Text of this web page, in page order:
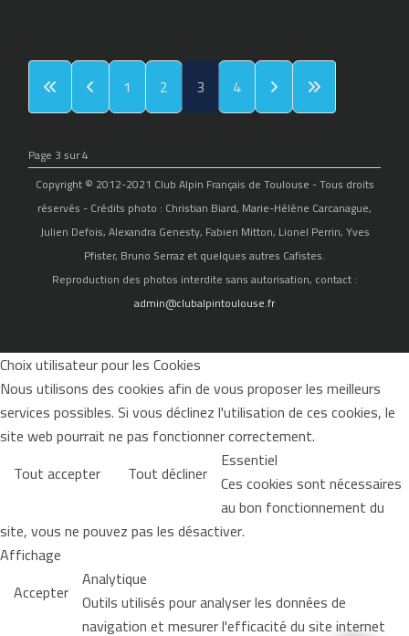
1 2 3 4
Page 3 sur 4
Copyright © 2012-2021 Club Alpin Français de Toulouse - Tous droits
réservés - Crédits photo : Christian Biard, Marie-Hélène Carcanague,
Julien Defois, Alexandra Genesty, Fabien Mitton, Lionel Perrin, Yves
Pfister, Bruno Serraz et quelques autres Cafistes.
Reproduction des photos interdite sans autorisation, contact :
admin@clubalpintoulouse.fr
Choix utilisateur pour les Cookies
Nous utilisons des cookies afin de vous proposer les meilleurs
services possibles. Si vous déclinez l'utilisation de ces cookies, le
site web pourrait ne pas fonctionner correctement.
Tout accepter
Tout décliner Essentiel
Ces cookies sont nécessaires
au bon fonctionnement du
site, vous ne pouvez pas les désactiver.
Affichage
Accepter Analytique
Outils utilisés pour analyser les données de
navigation et mesurer l'efficacité du site internet